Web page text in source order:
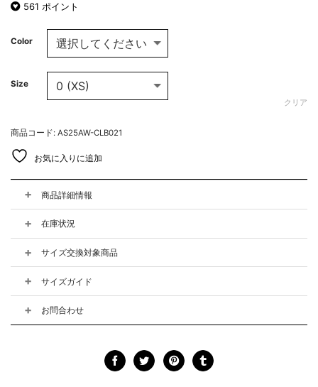
561 ポイント
Color
Size
クリア
商品コード: AS25AW-CLB021
お気に入りに追加
商品詳細情報
在庫状況
サイズ交換対象商品
サイズガイド
お問合わせ